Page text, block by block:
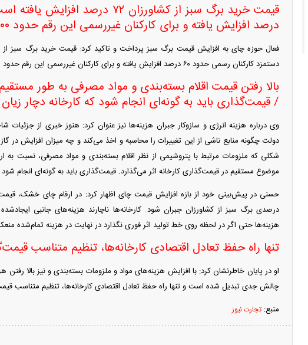
درصد افزایش یافته و برای کارکنان غیررسمی این رقم حدود ۱۰۰ درصد است
دستمزد کارکنان رسمی حدود ۶۰ درصد افزایش یافته و برای کارکنان غیررسمی این رقم حدود ۱۰۰ درصد است.
بالا رفتن قیمت اقلام بسته‌بندی و مواد مصرفی به طور
/ قیمت‌گذاری باید به گونه‌ای انجام شود که کارخانه دچار
وی درباره هزینه انرژی و سازوکار جبران هزینه‌ها نیز عنوان کرد: هنوز خبری از
دولت چگونه منابع ناشی از این تغییرات را محاسبه و اخذ می‌کند و چه میزان افزایش در
شکلی که ملزومات مرتبط با پتروشیمی از نظر اقلام بسته‌بندی و مواد مصرفی، نسبت
موضوع مستقیم در قیمت‌گذاری کارخانه اثر می‌گذارد. قیمت‌گذاری باید به گونه‌ای انجام شود
درصدی برگ سبز از کشاورزان جبران شود. کارخانه‌ها ناچارند هزینه‌های جانبی
هزینه‌ها حتی اگر در لحظه روی خط تولید اثر فوری نگذارد در نهایت در هزینه تمام‌شده
تنها راه حفظ تعادل اقتصادی کارخانه‌ها، تنظیم متناسب
او در پایان خاطرنشان کرد: با افزایش هزینه‌های مواد و ملزومات بسته‌بندی و نیز بالا
چالش جدی تبدیل شده است و تنها راه حفظ تعادل اقتصادی کارخانه‌ها، تنظیم متناسب
منبع: تجارت نیوز